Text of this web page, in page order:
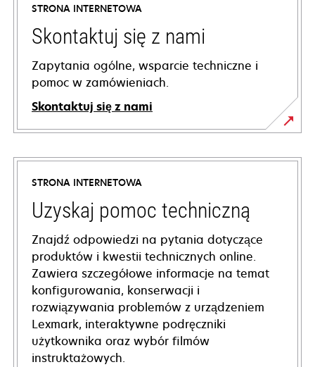
STRONA INTERNETOWA
Skontaktuj się z nami
Zapytania ogólne, wsparcie techniczne i
pomoc w zamówieniach.
Skontaktuj się z nami
STRONA INTERNETOWA
Uzyskaj pomoc techniczną
Znajdź odpowiedzi na pytania dotyczące
produktów i kwestii technicznych online.
Zawiera szczegółowe informacje na temat
konfigurowania, konserwacji i
rozwiązywania problemów z urządzeniem
Lexmark, interaktywne podręczniki
użytkownika oraz wybór filmów
instruktażowych.